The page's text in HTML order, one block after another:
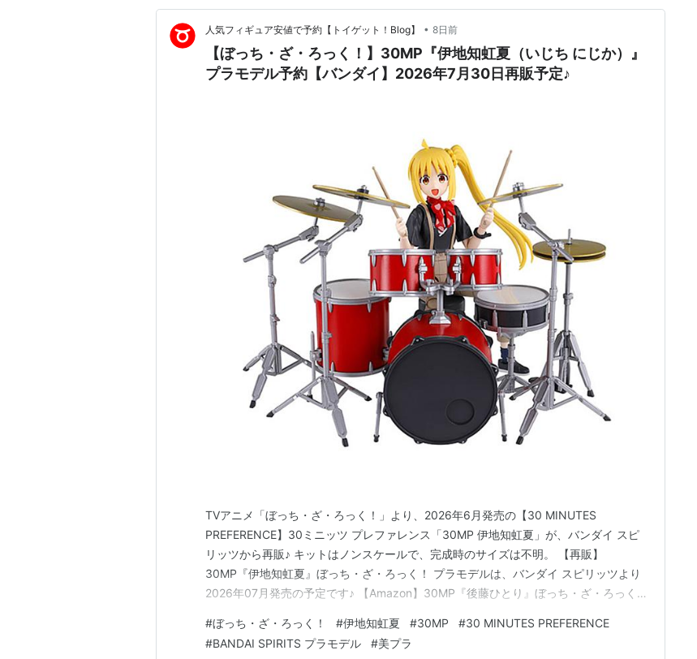
人気フィギュア安値で予約【トイゲット！Blog】 • 8日前
【ぼっち・ざ・ろっく！】30MP『伊地知虹夏（いじち にじか）』
プラモデル予約【バンダイ】2026年7月30日再販予定♪
TVアニメ「ぼっち・ざ・ろっく！」より、2026年6月発売の【30 MINUTES
PREFERENCE】30ミニッツ プレファレンス「30MP 伊地知虹夏」が、バンダイ スピ
リッツから再販♪ キットはノンスケールで、完成時のサイズは不明。 【再販】
30MP『伊地知虹夏』ぼっち・ざ・ろっく！ プラモデルは、バンダイ スピリッツより
2026年07月発売の予定です♪ 【Amazon】30MP『後藤ひとり』ぼっち・ざ・ろっく！
モデル【バンダイ】 【Amazonビデオ】ぼっち・ざ・ろっく！｜2022年放送 【再販】
…
#ぼっち・ざ・ろっく！ #伊地知虹夏 #30MP #30 MINUTES PREFERENCE
#BANDAI SPIRITS プラモデル #美プラ